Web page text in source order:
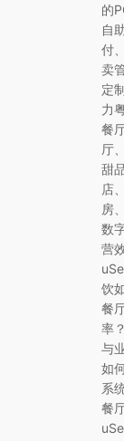
的
自
付
卖
定
力
餐
厅
甜
店
房
数
营
饮
餐
率
与
如
系
餐